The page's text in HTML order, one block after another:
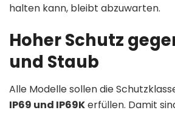
halten kann, bleibt abzuwarten.
Hoher Schutz
und Staub
Alle Modelle sollen die
IP69 und IP69Kerfüllen. Damit